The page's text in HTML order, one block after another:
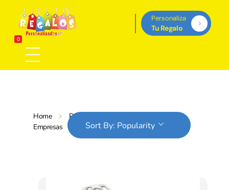
Tienda de regalos personalizados en Panama, perfectos para cada ocasión.
Personaliza
Tu Regalo
0
Home
Products
Empresas
Tienda
Sort By: Popularity